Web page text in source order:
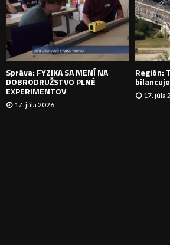
Správa: FYZIKA SA MENÍ NA
DOBRODRUŽSTVO PLNÉ
EXPERIMENTOV
17. júla 2026
Región:
bilancuje
17. júla